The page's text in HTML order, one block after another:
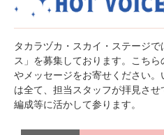
タカラヅカ・スカイ・ステージ
ス」を募集しております。こち
やメッセージをお寄せください
は全て、担当スタッフが拝見さ
編成等に活かして参ります。